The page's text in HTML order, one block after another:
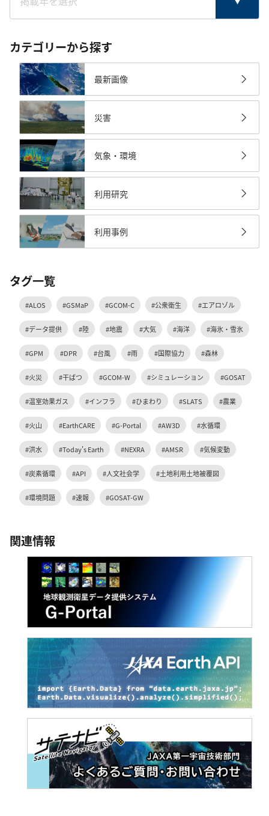
カテゴリーから探す
最新画像
災害
気象・環境
利用研究
利用事例
タグ一覧
#ALOS #GSMaP #GCOM-C #公衆衛生 #エアロゾル
#データ提供 #陸 #地震 #大気 #海洋 #海氷・雪氷
#GPM #DPR #台風 #雨 #国際協力 #森林
#火災 #干ばつ #GCOM-W #シミュレーション #GOSAT
#温室効果ガス #インフラ #ひまわり #SLATS #農業
#火山 #EarthCARE #G-Portal #AW3D #水循環
#洪水 #Today's Earth #NEXRA #AMSR #気候変動
#炭素循環 #API #人文社会学 #土地利用土地被覆図
#環境問題 #速報 #GOSAT-GW
関連情報